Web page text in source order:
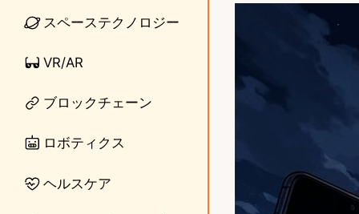
スペーステクノロジー
VR/AR
ブロックチェーン
ロボティクス
ヘルスケア
t
n